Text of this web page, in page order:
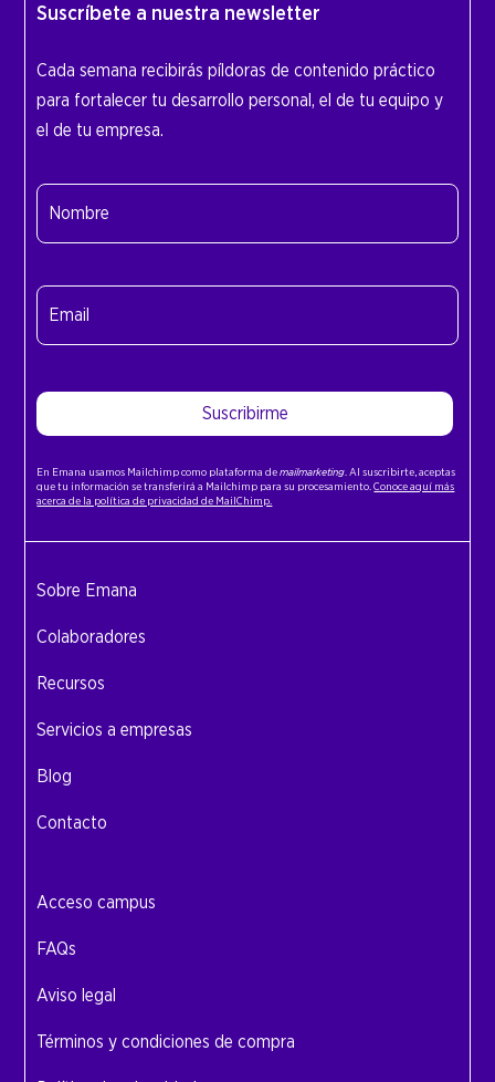
Suscríbete a nuestra newsletter
Cada semana recibirás píldoras de contenido práctico
para fortalecer tu desarrollo personal, el de tu equipo y
el de tu empresa.
Nombre
(Obligatorio)
Email
(Obligatorio)
Suscribirme
En Emana usamos Mailchimp como plataforma demailmarketing . Al suscribirte, aceptas
que tu información se transferirá a Mailchimp para su procesamiento.Conoce aquí más
acerca de la política de privacidad de MailChimp.
Sobre Emana
Colaboradores
Recursos
Servicios a empresas
Blog
Contacto
Acceso campus
FAQs
Aviso legal
Términos y condiciones de compra